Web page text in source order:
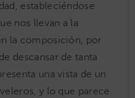
estableciéndose
nos llevan a la
la composición, por
descansar de tanta
una vista de un
y lo que parece